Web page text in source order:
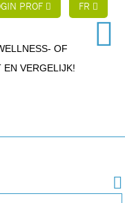
PROF FR
OF
EN VERGELIJK!